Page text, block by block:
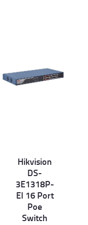
Det
Hikvision
DS-
3E1318P-
EI 16 Port
Poe
Switch